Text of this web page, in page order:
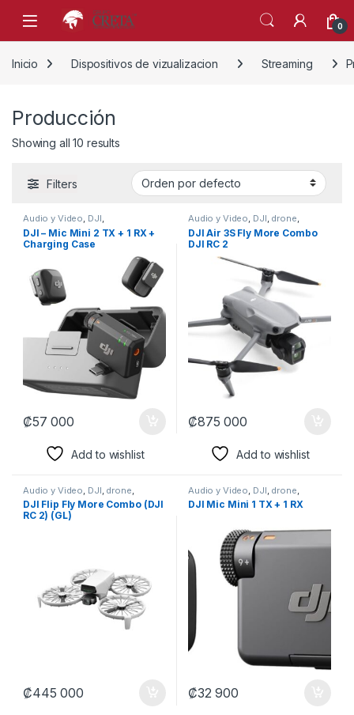
Skip to navigation
Skip to content
0
Inicio Dispositivos de vizualizacion Streaming
Producción
Showing all 10 results
Filters
Audio y Video, DJI,
MICROFONOS ,Perifericos,
Producción,Producción,
Streaming
DJI – Mic Mini 2 TX + 1 RX +
Charging Case
₡57 000
Add to wishlist
Audio y Video, DJI, drone,
MICROFONOS ,Perifericos
Producción,Producción,
Streaming
DJI Air 3S Fly More Combo
DJI RC 2
₡875 000
Add to wishlist
Audio y Video DJI drone
MICROFONOS, Perifericos
Producción,Producción,
Streaming
DJI Flip Fly More Combo (DJI
RC 2) (GL)
₡445 000
Audio y Video DJI drone
MICROFONOS ,Perifericos,
Producción,Producción,
DJI Mic Mini 1 TX + 1 RX
₡32 900